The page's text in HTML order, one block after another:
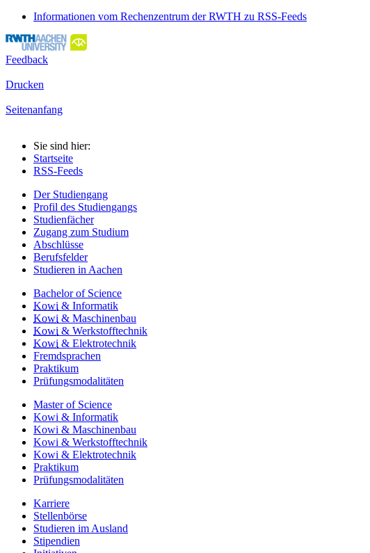
Informationen vom Rechenzentrum der RWTH zu RSS-Feeds
Feedback
Drucken
Seitenanfang
Sie sind hier:
Startseite
RSS-Feeds
Der Studiengang
Profil des Studiengangs
Studienfächer
Zugang zum Studium
Abschlüsse
Berufsfelder
Studieren in Aachen
Bachelor of Science
Kowi & Informatik
Kowi & Maschinenbau
Kowi & Werkstofftechnik
Kowi & Elektrotechnik
Fremdsprachen
Praktikum
Prüfungsmodalitäten
Master of Science
Kowi & Informatik
Kowi & Maschinenbau
Kowi & Werkstofftechnik
Kowi & Elektrotechnik
Praktikum
Prüfungsmodalitäten
Karriere
Stellenbörse
Studieren im Ausland
Stipendien